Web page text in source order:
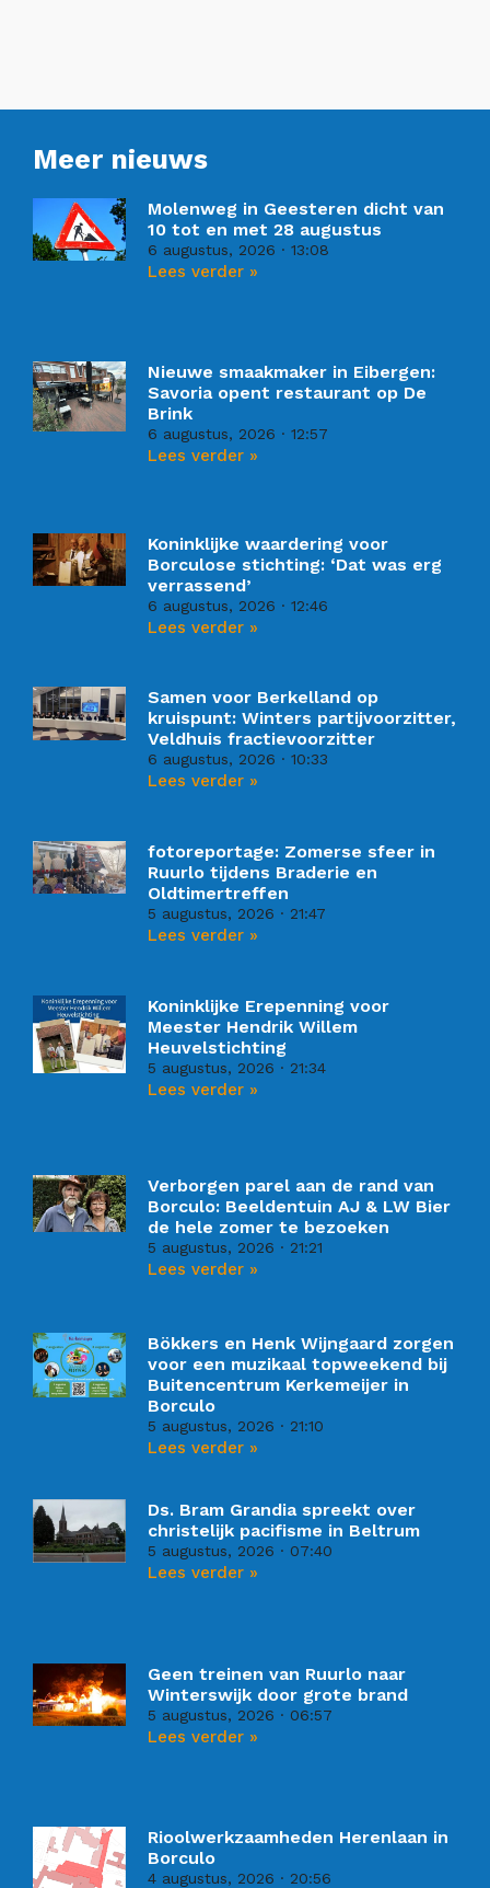
Meer nieuws
Molenweg in Geesteren dicht van
10 tot en met 28 augustus
6 augustus, 2026 13:08
Lees verder »
Nieuwe smaakmaker in Eibergen:
Savoria opent restaurant op De
Brink
6 augustus, 2026 12:57
Lees verder »
Koninklijke waardering voor
Borculose stichting: ‘Dat was erg
verrassend’
6 augustus, 2026 12:46
Lees verder »
Samen voor Berkelland op
kruispunt: Winters partijvoorzitter,
Veldhuis fractievoorzitter
6 augustus, 2026 10:33
Lees verder »
fotoreportage: Zomerse sfeer in
Ruurlo tijdens Braderie en
Oldtimertreffen
5 augustus, 2026 21:47
Lees verder »
Koninklijke Erepenning voor
Meester Hendrik Willem
Heuvelstichting
5 augustus, 2026 21:34
Lees verder »
Verborgen parel aan de rand van
Borculo: Beeldentuin AJ & LW Bier
de hele zomer te bezoeken
5 augustus, 2026 21:21
Lees verder »
Bökkers en Henk Wijngaard zorgen
voor een muzikaal topweekend bij
Buitencentrum Kerkemeijer in
Borculo
5 augustus, 2026 21:10
Lees verder »
Ds. Bram Grandia spreekt over
christelijk pacifisme in Beltrum
5 augustus, 2026 07:40
Lees verder »
Geen treinen van Ruurlo naar
Winterswijk door grote brand
5 augustus, 2026 06:57
Lees verder »
Rioolwerkzaamheden Herenlaan in
Borculo
4 augustus, 2026 20:56